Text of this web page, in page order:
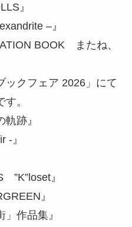
』
–』
BOOK またね、
ックフェア 2026」にて
。
跡』
-』
”K”loset』
』
作品集』